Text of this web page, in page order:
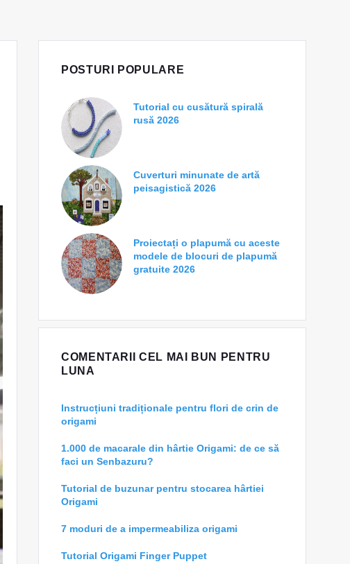
POSTURI POPULARE
Tutorial cu cusătură spirală
rusă 2026
Cuverturi minunate de artă
peisagistică 2026
Proiectați o plapumă cu aceste
modele de blocuri de plapumă
gratuite 2026
COMENTARII CEL MAI BUN PENTRU
LUNA
Instrucțiuni tradiționale pentru flori de crin de
origami
1.000 de macarale din hârtie Origami: de ce să
faci un Senbazuru?
Tutorial de buzunar pentru stocarea hârtiei
Origami
7 moduri de a impermeabiliza origami
Tutorial Origami Finger Puppet